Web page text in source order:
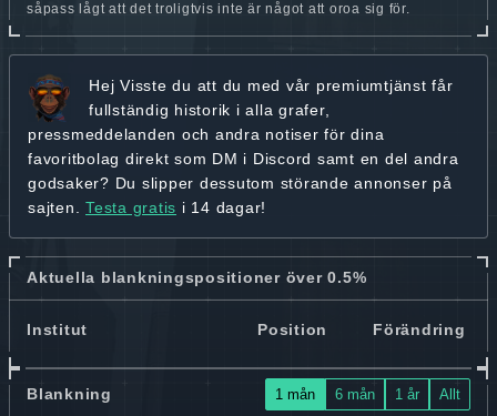
såpass lågt att det troligtvis inte är något att oroa sig för.
Hej Visste du att du med vår premiumtjänst får
fullständig historik i alla grafer,
pressmeddelanden och andra notiser för dina
favoritbolag direkt som DM i Discord samt en del andra
godsaker? Du slipper dessutom störande annonser på
sajten. Testa gratis i 14 dagar!
Aktuella blankningspositioner över 0.5%
Institut Position Förändring
Blankning 1 mån 6 mån 1 år Allt